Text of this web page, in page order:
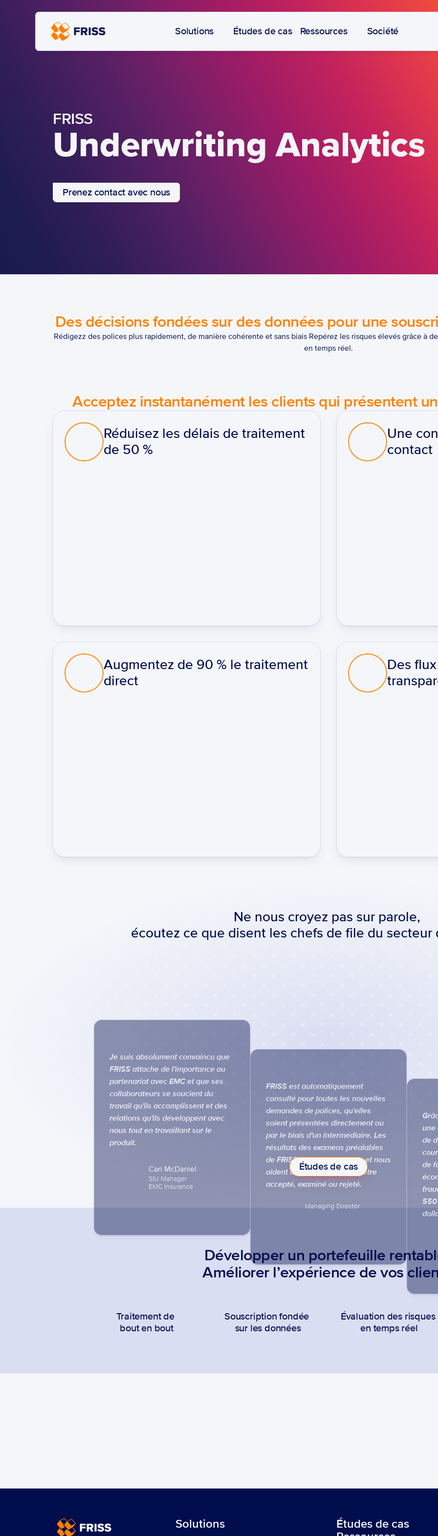
Solutions Études de cas Ressources Société
FRISS
Underwriting Analytics
Prenez contact avec nous
Des décisions fondées sur des données pour une
Rédigezz des polices plus rapidement, de manière cohérente et sans biais Repérez les risques élevés grâce à
en temps réel.
Acceptez instantanément les clients qui présentent
Réduisez les délais de traitement
de 50 %
Une
contact
Augmentez de 90 % le traitement
direct
Des
Ne nous croyez pas sur parole,
écoutez ce que disent les chefs de file du secteur
Je suis absolument convaincu que
FRISS attache de l'importance au
partenariat avec EMC et que ses
collaborateurs se soucient du
travail qu'ils accomplissent et des
relations qu'ils développent avec
nous tout en travaillant sur le
produit.
Cari McDaniel
SIU Manager
EMC Insurance
FRISS est automatiquement
consulté pour toutes les nouvelles
demandes de polices, qu'elles
soient présentées directement ou
par le biais d'un intermédiaire. Les
résultats des examens préalables
de FRISS sont déterminants et nous
aident à décider ce qui doit être
accepté, examiné ou rejeté.
une
de
de
550
Études de cas
Développer un portefeuille
Améliorer l’expérience de vos
Traitement de
bout en bout
Souscription fondée
sur les données
Évaluation des risques
en temps réel
Solutions
Études de cas